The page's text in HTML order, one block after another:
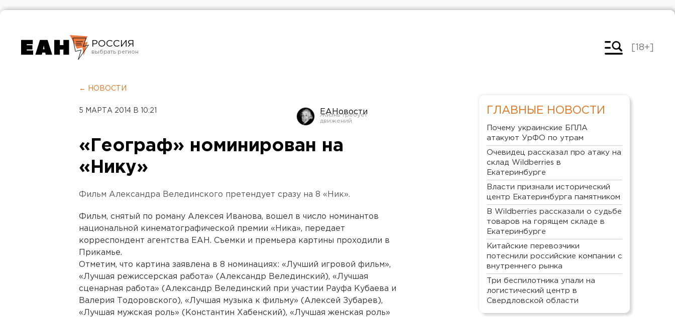
РОССИЯ
Челябинск
[18+]
← НОВОСТИ
5 МАРТА 2014 В 10:21 ЕАНовости
«Географ» номинирован на
«Нику»
Фильм Александра Велединского претендует сразу на 8 «Ник».
Фильм, снятый по роману Алексея Иванова, вошел в число номинантов
национальной кинематографической премии «Ника», передает
корреспондент агентства ЕАН. Съемки и премьера картины проходили в
Прикамье.
Отметим, что картина заявлена в 8 номинациях: «Лучший игровой фильм»,
«Лучшая режиссерская работа» (Александр Велединский), «Лучшая
сценарная работа» (Александр Велединский при участии Рауфа Кубаева и
Валерия Тодоровского), «Лучшая музыка к фильму» (Алексей Зубарев),
«Лучшая мужская роль» (Константин Хабенский), «Лучшая женская роль»
ГЛАВНЫЕ НОВОСТИ
Почему украинские БПЛА
атакуют УрФО по утрам
Очевидец рассказал про атаку на
склад Wildberries в
Екатеринбурге
Власти признали исторический
центр Екатеринбурга памятником
В Wildberries рассказали о судьбе
товаров на горящем складе в
Екатеринбурге
Китайские перевозчики
потеснили российские компании с
внутреннего рынка
Три беспилотника упали на
логистический центр в
Свердловской области